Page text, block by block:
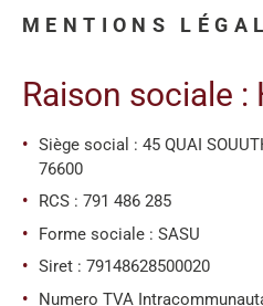
MENTIONS
Raison sociale
Siège social : 45 QUAI
76600
RCS : 791 486 285
Forme sociale : SASU
Siret : 79148628500020
Numero TVA